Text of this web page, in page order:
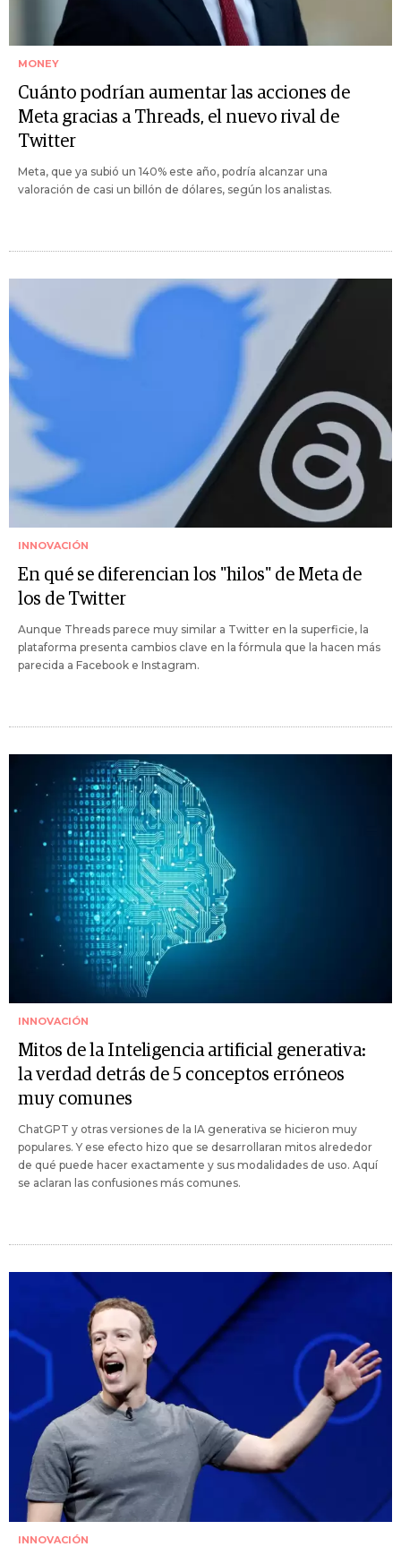
MONEY
Cuánto podrían aumentar las acciones de
Meta gracias a Threads, el nuevo rival de
Twitter
Meta, que ya subió un 140% este año, podría alcanzar una
valoración de casi un billón de dólares, según los analistas.
INNOVACIÓN
En qué se diferencian los "hilos" de Meta de
los de Twitter
Aunque Threads parece muy similar a Twitter en la superficie, la
plataforma presenta cambios clave en la fórmula que la hacen más
parecida a Facebook e Instagram.
INNOVACIÓN
Mitos de la Inteligencia artificial generativa:
la verdad detrás de 5 conceptos erróneos
muy comunes
ChatGPT y otras versiones de la IA generativa se hicieron muy
populares. Y ese efecto hizo que se desarrollaran mitos alrededor
de qué puede hacer exactamente y sus modalidades de uso. Aquí
se aclaran las confusiones más comunes.
INNOVACIÓN